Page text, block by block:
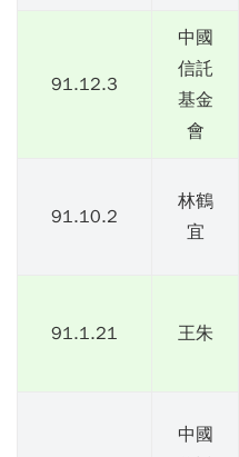
91.12.3
中國
信託
基金
會
91.10.2
林鶴
宜
91.1.21 王朱
中國